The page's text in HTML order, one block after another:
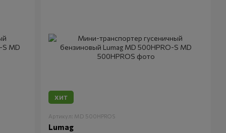
ХИТ
Артикул: MD 500HPROS
Lumag